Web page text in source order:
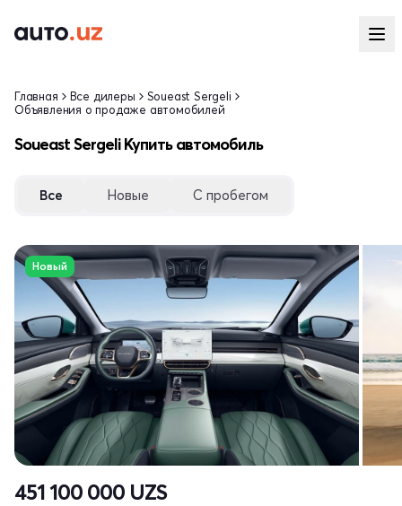
Главная Все дилеры
Soueast Sergeli
Объявления о продаже автомобилей
Soueast Sergeli Купить автомобиль
Все Новые С пробегом
Новый
451 100 000 UZS